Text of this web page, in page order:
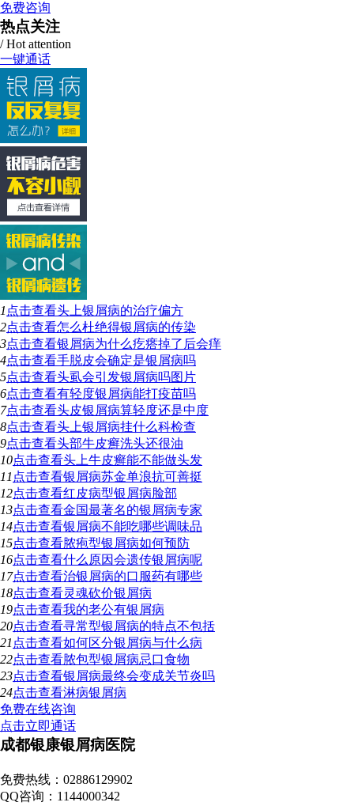
免费咨询
热点关注
/ Hot attention
一键通话
1 点击查看头上银屑病的治疗偏方
2点击查看怎么杜绝得银屑病的传染
3点击查看银屑病为什么疙瘩掉了后会痒
4点击查看手脱皮会确定是银屑病吗
5点击查看头虱会引发银屑病吗图片
6点击查看有轻度银屑病能打疫苗吗
7点击查看头皮银屑病算轻度还是中度
8点击查看头上银屑病挂什么科检查
9点击查看头部牛皮癣洗头还很油
10点击查看头上牛皮癣能不能做头发
11 点击查看银屑病苏金单浪抗可善挺
12点击查看红皮病型银屑病脸部
13点击查看金国最著名的银屑病专家
14点击查看银屑病不能吃哪些调味品
15点击查看脓疱型银屑病如何预防
16点击查看什么原因会遗传银屑病呢
17点击查看治银屑病的口服药有哪些
18点击查看灵魂砍价银屑病
19点击查看我的老公有银屑病
20点击查看寻常型银屑病的特点不包括
21 点击查看如何区分银屑病与什么病
22点击查看脓包型银屑病忌口食物
23点击查看银屑病最终会变成关节炎吗
24点击查看淋病银屑病
免费在线咨询
点击立即通话
成都银康银屑病医院
免费热线：02886129902
QQ咨询：1144000342